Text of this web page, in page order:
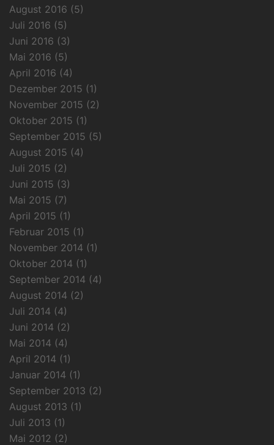
August 2016 (5)
Juli 2016 (5)
Juni 2016 (3)
Mai 2016 (5)
April 2016 (4)
Dezember 2015 (1)
November 2015 (2)
Oktober 2015 (1)
September 2015 (5)
August 2015 (4)
Juli 2015 (2)
Juni 2015 (3)
Mai 2015 (7)
April 2015 (1)
Februar 2015 (1)
November 2014 (1)
Oktober 2014 (1)
September 2014 (4)
August 2014 (2)
Juli 2014 (4)
Juni 2014 (2)
Mai 2014 (4)
April 2014 (1)
Januar 2014 (1)
September 2013 (2)
August 2013 (1)
Juli 2013 (1)
Mai 2012 (2)